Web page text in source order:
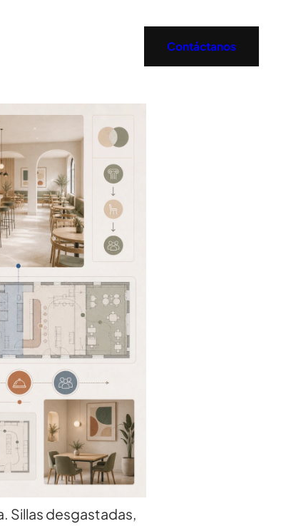
Contáctanos
Sillas desgastadas,